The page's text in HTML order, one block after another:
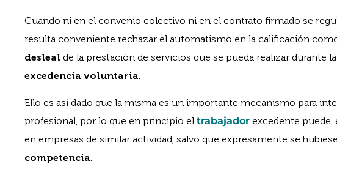
Cuando ni en el convenio colectivo ni en el contrato firmado se
resulta conveniente rechazar el automatismo en la calificación
desleal de la prestación de servicios que se pueda realizar durante
excedencia voluntaria
Ello es así dado que la misma es un importante mecanismo para
profesional, por lo que en principio el trabajador excedente puede,
en empresas de similar actividad, salvo que expresamente se
competencia.